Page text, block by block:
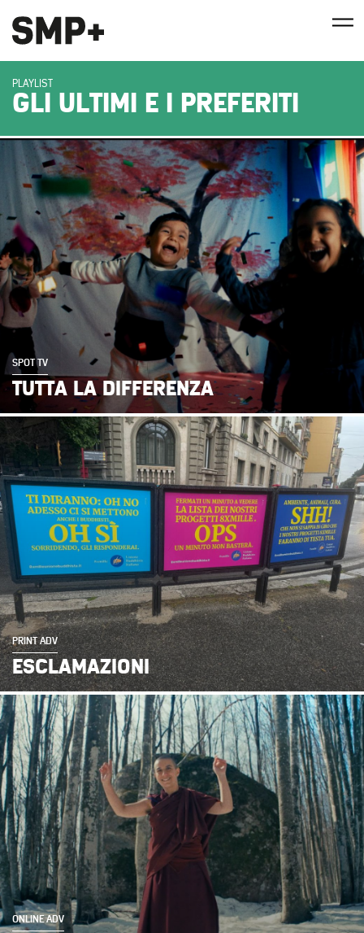
PLAYLIST
GLI ULTIMI E I PREFERITI
SPOT TV
TUTTA LA DIFFERENZA
PRINT ADV
ESCLAMAZIONI
ONLINE ADV